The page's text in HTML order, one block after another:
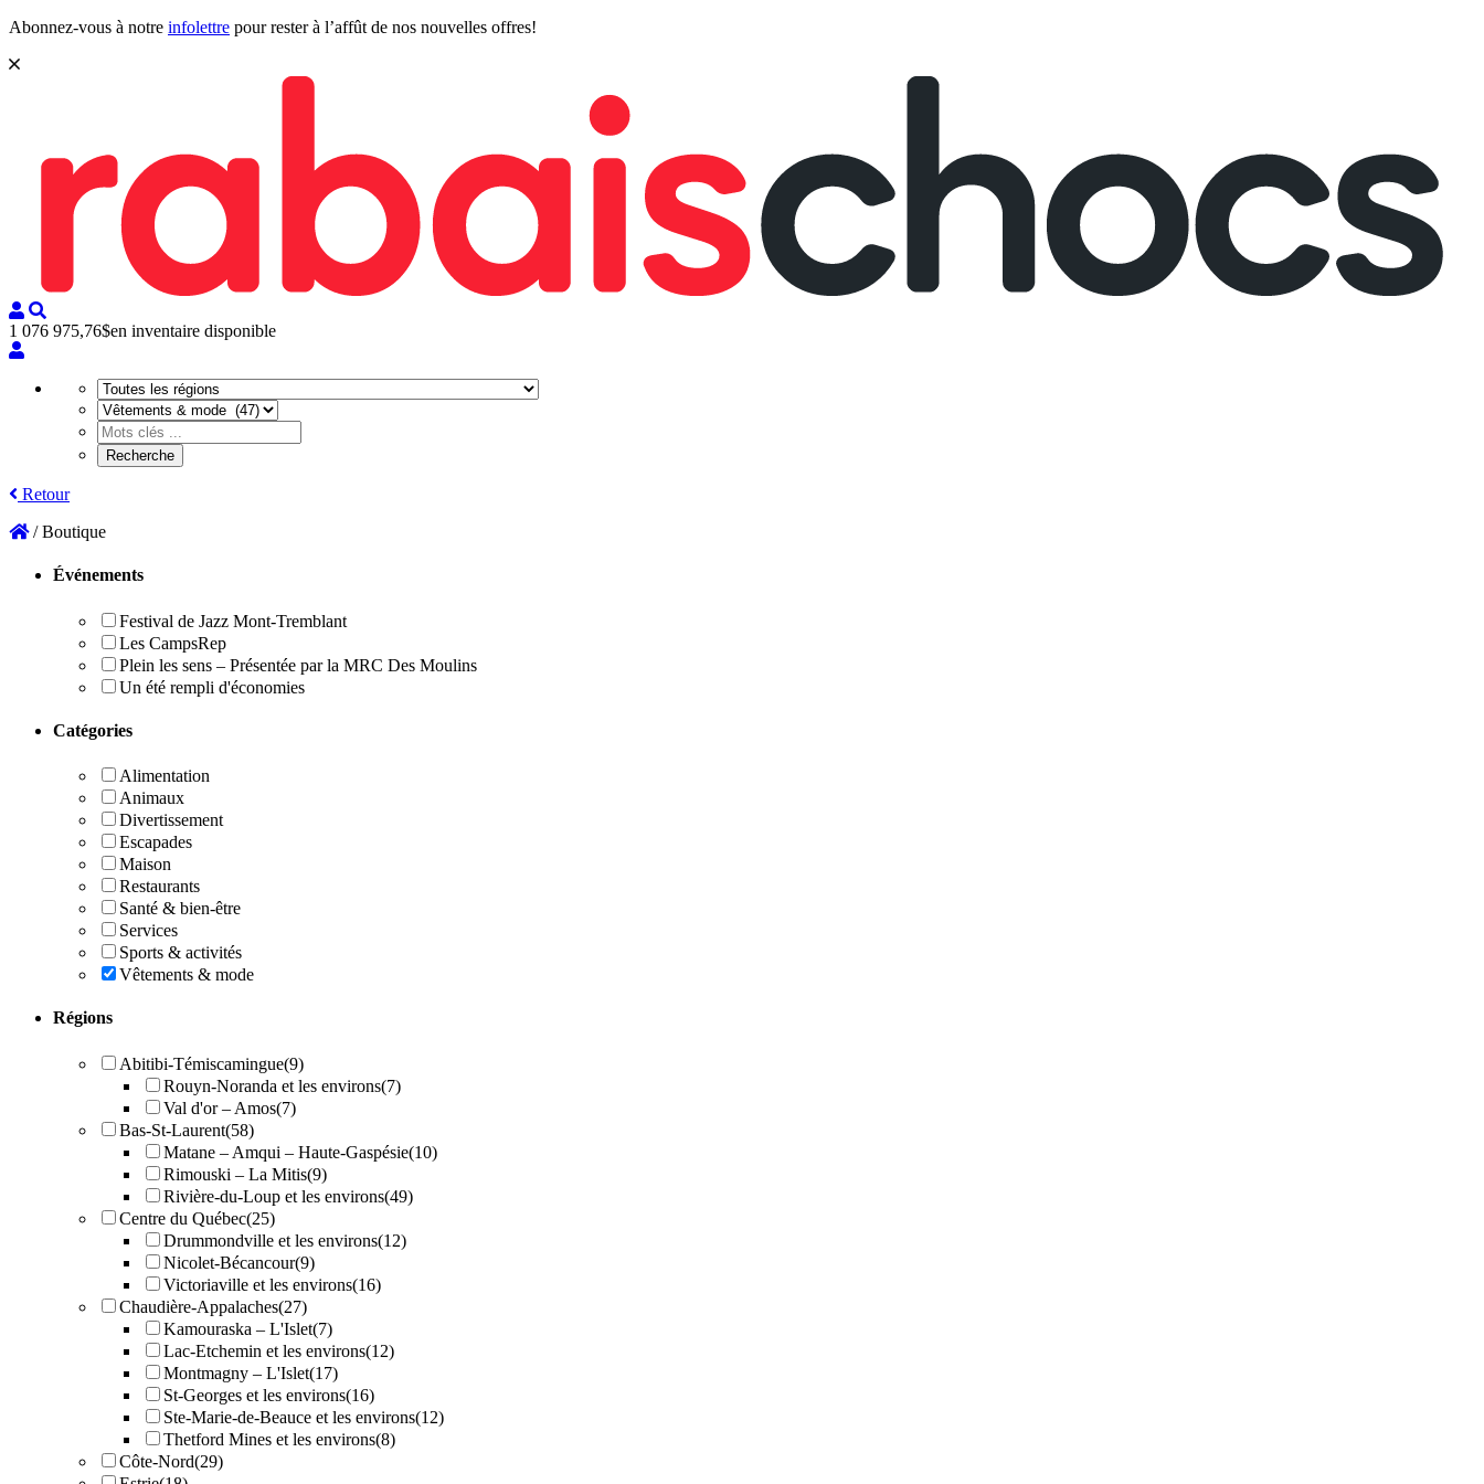
Abonnez-vous à notre infolettre pour rester à l’affût de nos nouvelles offres!
1 076 975,76$en inventaire disponible
Retour
/Boutique
Boutique
Événements
Festival de Jazz Mont-Tremblant
Les CampsRep
Plein les sens – Présentée par la MRC Des Moulins
Un été rempli d'économies
Catégories
Alimentation
Animaux
Divertissement
Escapades
Maison
Restaurants
Santé & bien-être
Services
Sports & activités
Vêtements & mode
Régions
Abitibi-Témiscamingue(9)
Rouyn-Noranda et les environs(7)
Val d'or – Amos(7)
Bas-St-Laurent(58)
Matane – Amqui – Haute-Gaspésie(10)
Rimouski – La Mitis(9)
Rivière-du-Loup et les environs(49)
Centre du Québec(25)
Drummondville et les environs(12)
Nicolet-Bécancour(9)
Victoriaville et les environs(16)
Chaudière-Appalaches(27)
Kamouraska – L'Islet(7)
Lac-Etchemin et les environs(12)
Montmagny – L'Islet(17)
St-Georges et les environs(16)
Ste-Marie-de-Beauce et les environs(12)
Thetford Mines et les environs(8)
Côte-Nord(29)